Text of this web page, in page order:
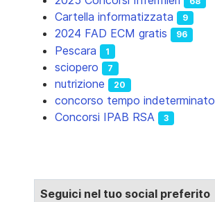
Cartella informatizzata 9
2024 FAD ECM gratis 96
Pescara 1
sciopero 7
nutrizione 20
concorso tempo indeterminato
Concorsi IPAB RSA 3
Seguici nel tuo social preferito